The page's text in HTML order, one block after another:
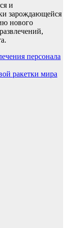
и
зарождающейся
нового
персонала
ракетки мира